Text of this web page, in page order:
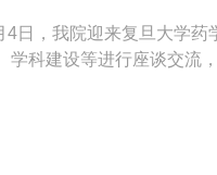
4日，我院迎来复旦大学药
学科建设等进行座谈交流